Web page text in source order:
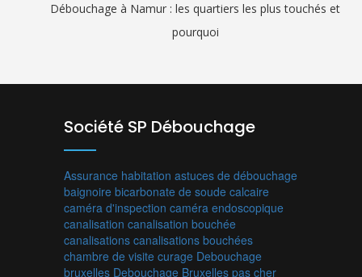
Débouchage à Namur : les quartiers les plus touchés et
pourquoi
Société SP Débouchage
Assurance habitation astuces de débouchage
baignoire bicarbonate de soude calcaire
caméra d'inspection caméra endoscopique
canalisation canalisation bouchée
canalisations canalisations bouchées
chambre de visite curage Debouchage
bruxelles Debouchage Bruxelles pas cher